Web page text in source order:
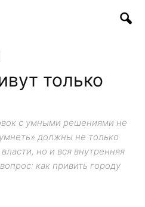
только
с умными решениями не
должны не только
но и вся внутренняя
как привить городу